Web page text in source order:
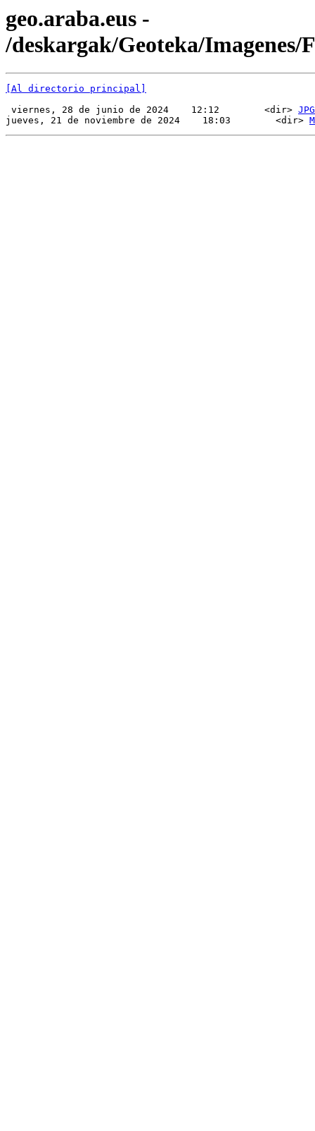
geo.araba.eus -
/deskargak/Geoteka/Imagenes/
[Al directorio principal]
viernes, 28 de junio de 2024    12:12        <dir> JPG
jueves, 21 de noviembre de 2024    18:03        <dir>